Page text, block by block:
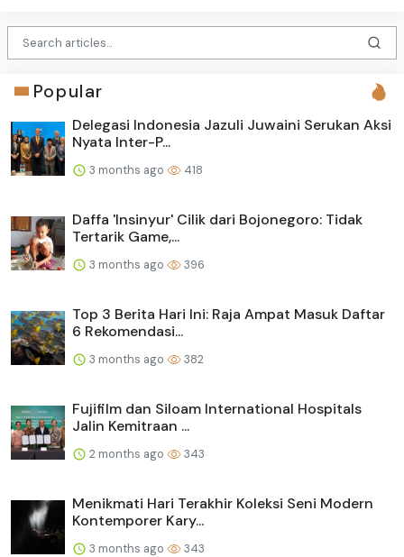
Popular
Delegasi Indonesia Jazuli Juwaini Serukan Aksi
Nyata Inter-P...
3 months ago 418
Daffa 'Insinyur' Cilik dari Bojonegoro: Tidak
Tertarik Game,...
3 months ago 396
Top 3 Berita Hari Ini: Raja Ampat Masuk Daftar
6 Rekomendasi...
3 months ago 382
Fujifilm dan Siloam International Hospitals
Jalin Kemitraan ...
2 months ago 343
Menikmati Hari Terakhir Koleksi Seni Modern
Kontemporer Kary...
3 months ago 343